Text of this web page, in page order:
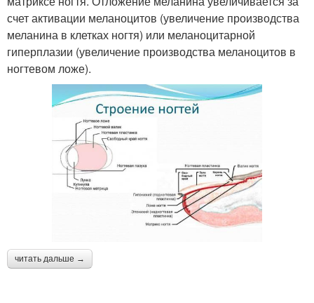
счет активации меланоцитов (увеличение производства
меланина в клетках ногтя) или меланоцитарной
гиперплазии (увеличение производства меланоцитов в
ногтевом ложе).
читать дальше →